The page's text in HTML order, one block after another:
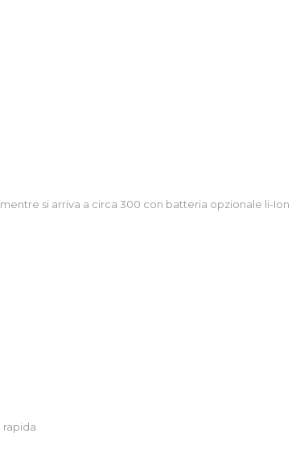
si arriva a circa 300 con batteria opzionale li-Ion
rapida